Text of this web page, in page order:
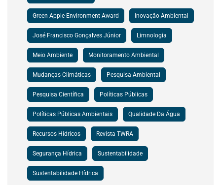
Green Apple Environment Award Inovação Ambiental
José Francisco Gonçalves Júnior Limnologia
Meio Ambiente Monitoramento Ambiental
Mudanças Climáticas Pesquisa Ambiental
Pesquisa Científica Políticas Públicas
Políticas Públicas Ambientais Qualidade Da Água
Recursos Hídricos Revista TWRA
Segurança Hídrica Sustentabilidade
Sustentabilidade Hídrica